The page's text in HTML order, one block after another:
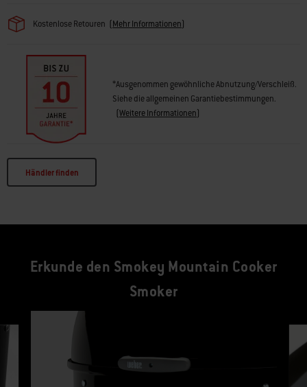
Für Langlebigkeit entwickelt
langlebige Premium-Abdeckhaube enthalten. Sie wird deinen Smoker
viele Jahre lang schützen. Für Kessel, Deckel und Mittelteil gilt eine
beschränkte 10-Jahres-Garantie auf Durchrosten und Durchbrennen.
Kostenlose Retouren (Mehr Informationen)
*Ausgenommen gewöhnliche Abnutzung/Verschleiß.
Siehe die allgemeinen Garantiebestimmungen.
(Weitere Informationen)
Händler finden
Erkunde den Smokey Mountain Cooker
Smoker